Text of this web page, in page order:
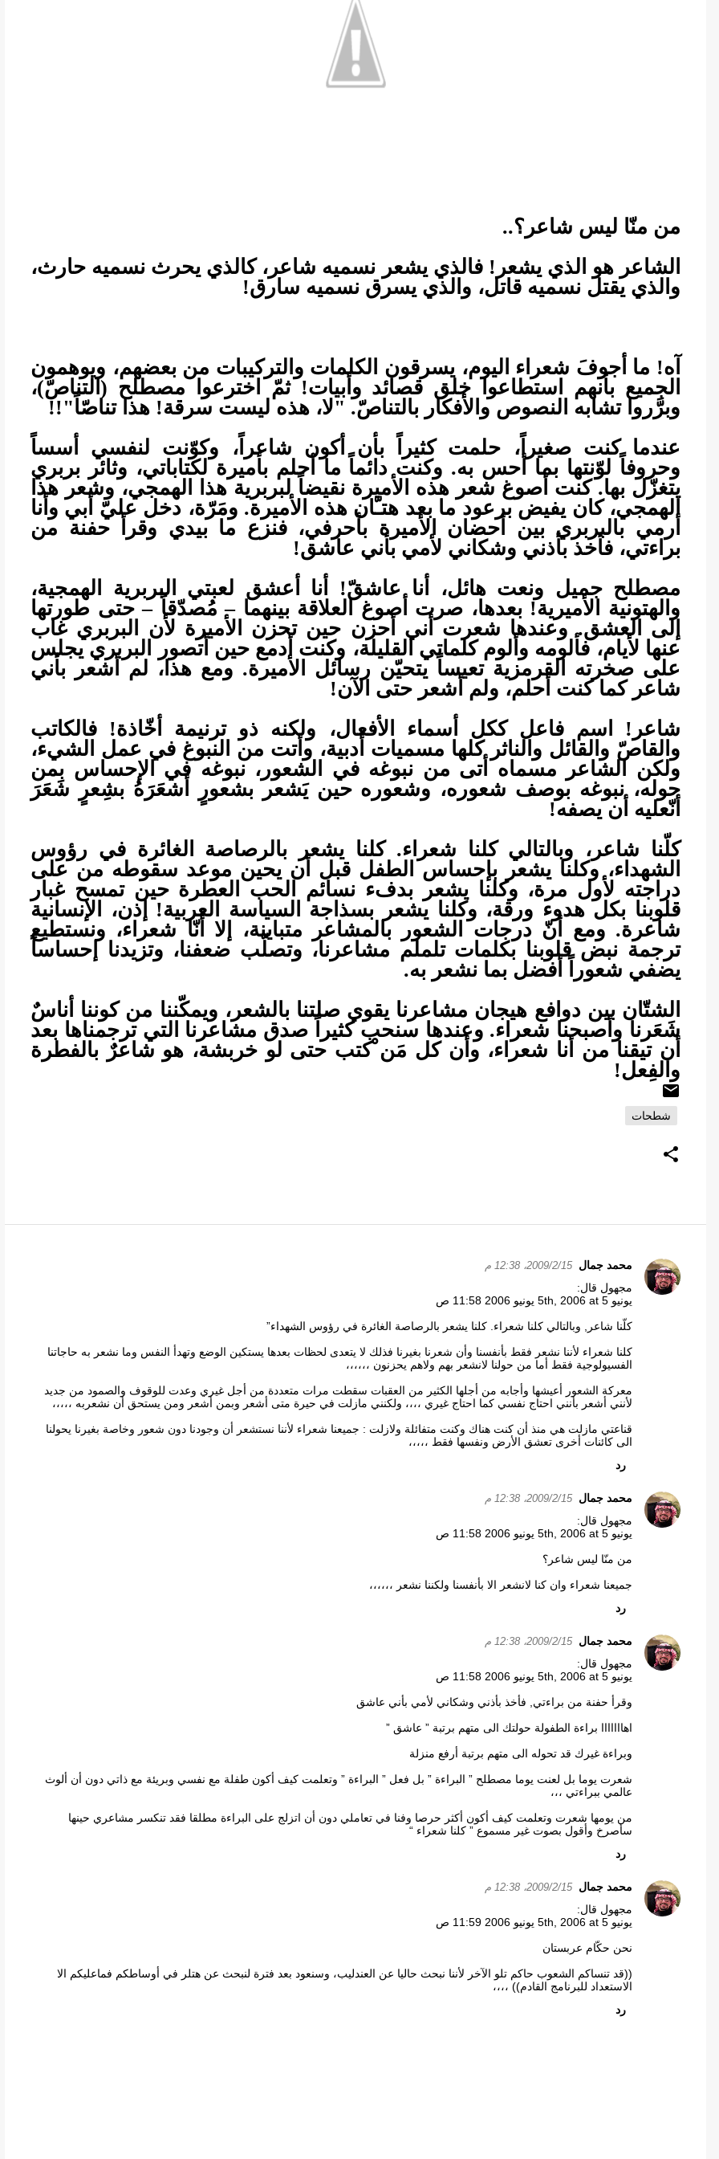
من منّا ليس شاعر؟..
الشاعر هو الذي يشعر! فالذي يشعر نسميه شاعر، كالذي يحرث نسميه حارث،
والذي يقتل نسميه قاتل، والذي يسرق نسميه سارق!
آه! ما أجوفَ شعراء اليوم، يسرقون الكلمات والتركيبات من بعضهم، ويوهمون
الجميع بأنهم استطاعوا خلق قصائد وأبيات! ثمّ اخترعوا مصطلح (التناصّ)،
وبرَّروا تشابه النصوص والأفكار بالتناصّ. "لا، هذه ليست سرقة! هذا تناصّاً"!!
عندما كنت صغيراً، حلمت كثيراً بأن أكون شاعراً، وكوّنت لنفسي أسساً
وحروفاً لوّنتها بما أحس به. وكنت دائماً ما أحلم بأميرة لكتاباتي، وثائر بربري
يتغزّل بها. كنت أصوغ شعر هذه الأميرة نقيضاً لبربرية هذا الهمجي، وشعر هذا
الهمجي، كان يفيض برعود ما بعد هتـّان هذه الأميرة. ومَرّة، دخل عليّ أبي وأنا
أرمي بالبربري بين أحضان الأميرة بأحرفي، فنزع ما بيدي وقرأ حفنة من
براءتي، فأخذ بأذني وشكاني لأمي بأني عاشق!
مصطلح جميل ونعت هائل، أنا عاشقّ! أنا أعشق لعبتي البربرية الهمجية،
والهتونية الأميرية! بعدها، صرت أصوغ العلاقة بينهما – مُصدّقاً – حتى طورتها
إلى العشق. وعندها شعرت أني أحزن حين تحزن الأميرة لأن البربري غاب
عنها لأيام، فألومه وألوم كلماتي القليلة، وكنت أدمع حين أتصور البربري يجلس
على صخرته القرمزية تعيساً يتحيّن رسائل الأميرة. ومع هذا، لم أشعر بأني
شاعر كما كنت أحلم، ولم أشعر حتى الآن!
شاعر! اسم فاعل ككل أسماء الأفعال، ولكنه ذو ترنيمة أخّاذة! فالكاتب
والقاصّ والقائل والناثر كلها مسميات أدبية، وأتت من النبوغ في عمل الشيء،
ولكن الشاعر مسماه أتى من نبوغه في الشعور، نبوغه في الإحساس بمن
حوله، نبوغه بوصف شعوره، وشعوره حين يَشعر بشعورٍ أشعَرَهُ بشِعرٍ شَعَرَ
أنّعليه أن يصفه!
كلّنا شاعر، وبالتالي كلنا شعراء. كلنا يشعر بالرصاصة الغائرة في رؤوس
الشهداء، وكلنا يشعر بإحساس الطفل قبل أن يحين موعد سقوطه من على
دراجته لأول مرة، وكلنا يشعر بدفء نسائم الحب العطرة حين تمسح غبار
قلوبنا بكل هدوء ورقة، وكلنا يشعر بسذاجة السياسة العربية! إذن، الإنسانية
شاعرة. ومع أنّ درجات الشعور بالمشاعر متباينة، إلا أنّا شعراء، ونستطيع
ترجمة نبض قلوبنا بكلمات تلملم مشاعرنا، وتصلّب ضعفنا، وتزيدنا إحساساً
يضفي شعوراً أفضل بما نشعر به.
الشتّان بين دوافع هيجان مشاعرنا يقوي صلتنا بالشعر، ويمكّننا من كوننا أناسٌ
شَعَرنا وأصبحنا شعراء. وعندها سنحب كثيراً صدق مشاعرنا التي ترجمناها بعد
أن تيقنا من أنا شعراء، وأن كل مَن ْكتب حتى لو خربشة، هو شاعرٌ بالفطرة
والفِعل!
شطحات
ت
ع
محمد جمال 15‏/2‏/2009، 12:38 م
مجهول قال:
يونيو 5th, 2006 at 5 يونيو 2006 11:58 ص
كلّنا شاعر, وبالتالي كلنا شعراء. كلنا يشعر بالرصاصة الغائرة في رؤوس الشهداء”
كلنا شعراء لأننا نشعر فقط بأنفسنا وأن شعرنا بغيرنا فذلك لا يتعدى لحظات بعدها يستكين الوضع وتهدأ النفس وما نشعر به حاجاتنا
الفسيولوجية فقط أما من حولنا لانشعر بهم ولاهم يحزنون ،،،،،،
معركة الشعور أعيشها وأجابه من أجلها الكثير من العقبات سقطت مرات متعددة من أجل غيري وعدت للوقوف والصمود من جديد
لأنني أشعر بأنني احتاج نفسي كما احتاج غيري ،،،، ولكنني مازلت في حيرة متى أشعر وبمن أشعر ومن يستحق أن نشعربه ،،،،،
قناعتي مازلت هي منذ أن كنت هناك وكنت متفائلة ولازلت : جميعنا شعراء لأننا نستشعر أن وجودنا دون شعور وخاصة بغيرنا يحولنا
الى كائنات أخرى تعشق الأرض ونفسها فقط ،،،،،
رد
محمد جمال 15‏/2‏/2009، 12:38 م
مجهول قال:
يونيو 5th, 2006 at 5 يونيو 2006 11:58 ص
من منّا ليس شاعر؟
جميعنا شعراء وان كنا لانشعر الا بأنفسنا ولكننا نشعر ،،،،،،
رد
محمد جمال 15‏/2‏/2009، 12:38 م
مجهول قال:
يونيو 5th, 2006 at 5 يونيو 2006 11:58 ص
وقرأ حفنة من براءتي, فأخذ بأذني وشكاني لأمي بأني عاشق
اهااااااا براءة الطفولة حولتك الى متهم برتبة ” عاشق ”
وبراءة غيرك قد تحوله الى متهم برتبة أرفع منزلة
شعرت يوما بل لعنت يوما مصطلح ” البراءة ” بل فعل ” البراءة ” وتعلمت كيف أكون طفلة مع نفسي وبريئة مع ذاتي دون أن ألوث
عالمي ببراءتي ،،،
من يومها شعرت وتعلمت كيف أكون أكثر حرصا وفنا في تعاملي دون أن اتزلج على البراءة مطلقا فقد تنكسر مشاعري حينها
سأصرخ وأقول بصوت غير مسموع ” كلنا شعراء “
رد
محمد جمال 15‏/2‏/2009، 12:38 م
مجهول قال:
يونيو 5th, 2006 at 5 يونيو 2006 11:59 ص
نحن حكّام عربستان
((قد تنساكم الشعوب حاكم تلو الآخر لأننا نبحث حاليا عن العندليب، وسنعود بعد فترة لنبحث عن هتلر في أوساطكم فماعليكم الا
الاستعداد للبرنامج القادم)) ،،،،
رد